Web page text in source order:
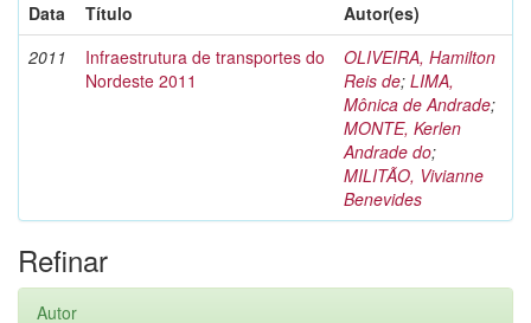
Data
Título
Autor(es)
2011
Infraestrutura de transportes do
Nordeste 2011
OLIVEIRA, Hamilton
Reis de; LIMA,
Mônica de Andrade;
MONTE, Kerlen
Andrade do;
MILITÃO, Vivianne
Benevides
Refinar
Autor